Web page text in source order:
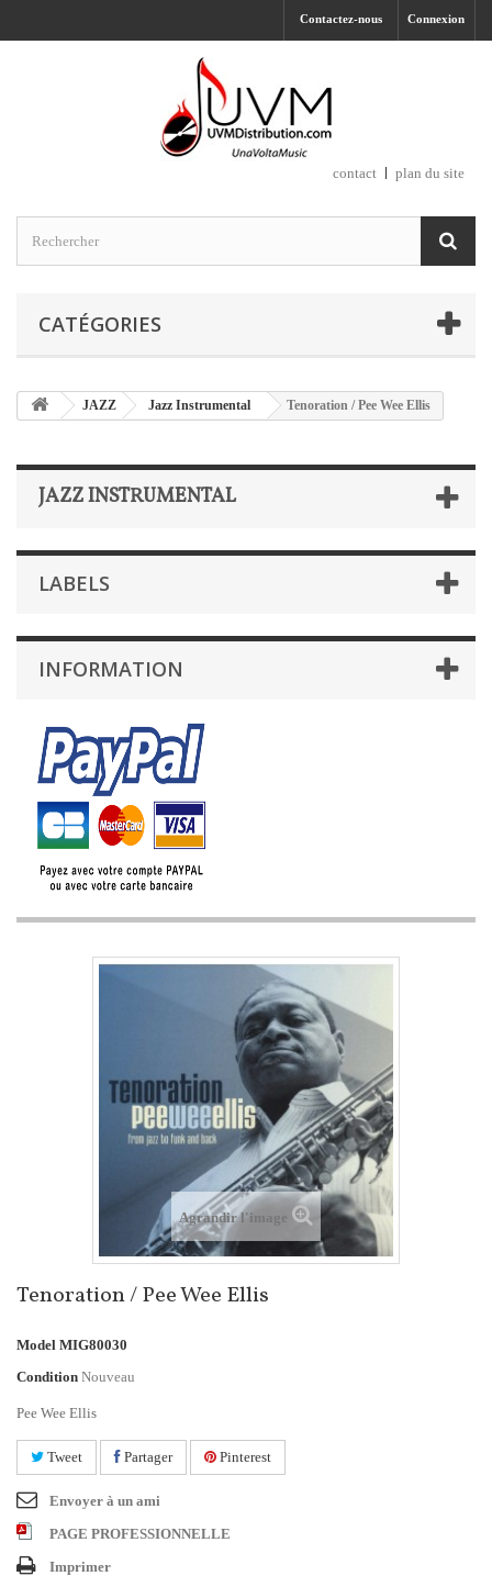
Connexion
Contactez-nous
contact plan du site
CATÉGORIES
JAZZ Jazz Instrumental Tenoration / Pee Wee Ellis
JAZZ INSTRUMENTAL
LABELS
INFORMATION
Agrandir l'image
Tenoration / Pee Wee Ellis
Model MIG80030
Condition Nouveau
Pee Wee Ellis
Tweet Partager Pinterest
Envoyer à un ami
PAGE PROFESSIONNELLE
Imprimer